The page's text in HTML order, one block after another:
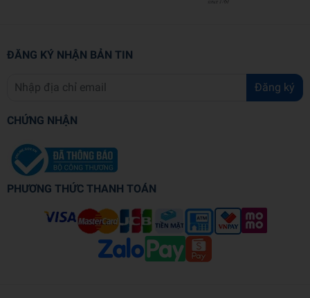
ĐĂNG KÝ NHẬN BẢN TIN
Đăng ký
CHỨNG NHẬN
PHƯƠNG THỨC THANH TOÁN